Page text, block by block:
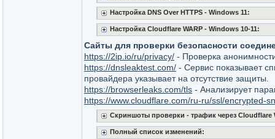
Настройка DNS Over HTTPS - Windows 11:
Настройка Cloudflare WARP - Windows 10-11:
Сайты для проверки безопасности
https://2ip.io/ru/privacy/ - Проверка
https://dnsleaktest.com/ - Сервис показывает
провайдера указывает на отсутствие защиты.
https://browserleaks.com/tls - Анализирует
https://www.cloudflare.com/ru-ru/ssl/encrypted-
Скриншоты проверки - трафик через Cloudflare
Полный список изменений: